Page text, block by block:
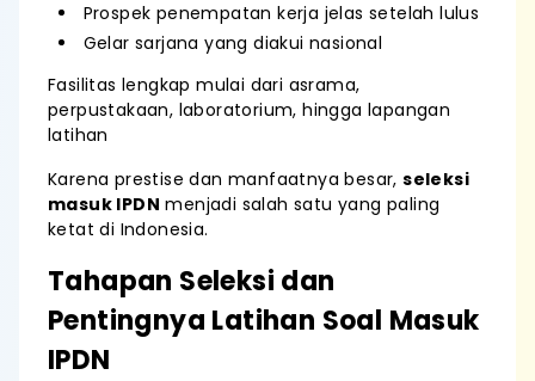
Prospek penempatan kerja jelas setelah lulus
Gelar sarjana yang diakui nasional
Fasilitas lengkap mulai dari asrama,
perpustakaan, laboratorium, hingga lapangan
latihan
Karena prestise dan manfaatnya besar,seleksi
masuk IPDN menjadi salah satu yang paling
ketat di Indonesia.
Tahapan Seleksi dan
Pentingnya Latihan Soal Masuk
IPDN